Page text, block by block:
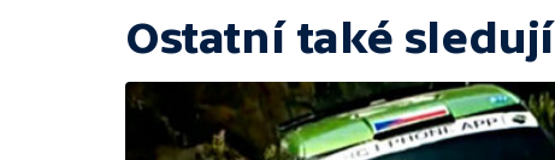
Ostatní také sledují